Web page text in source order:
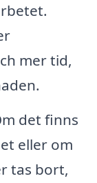
mer tid,
det finns
eller om
tas bort,